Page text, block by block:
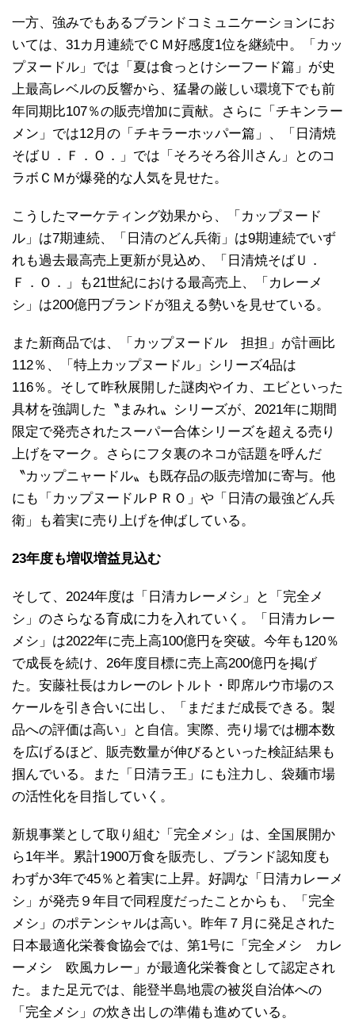
一方、強みでもあるブランドコミュニケーションにお
いては、31カ月連続でＣＭ好感度1位を継続中。「カッ
プヌードル」では「夏は食っとけシーフード篇」が史
上最高レベルの反響から、猛暑の厳しい環境下でも前
年同期比107％の販売増加に貢献。さらに「チキンラー
メン」では12月の「チキラーホッパー篇」、「日清焼
そばＵ．Ｆ．Ｏ．」では「そろそろ谷川さん」とのコ
ラボＣＭが爆発的な人気を見せた。
こうしたマーケティング効果から、「カップヌード
ル」は7期連続、「日清のどん兵衛」は9期連続でいず
れも過去最高売上更新が見込め、「日清焼そばＵ．
Ｆ．Ｏ．」も21世紀における最高売上、「カレーメ
シ」は200億円ブランドが狙える勢いを見せている。
また新商品では、「カップヌードル 担担」が計画比
112％、「特上カップヌードル」シリーズ4品は
116％。そして昨秋展開した謎肉やイカ、エビといった
具材を強調した〝まみれ〟シリーズが、2021年に期間
限定で発売されたスーパー合体シリーズを超える売り
上げをマーク。さらにフタ裏のネコが話題を呼んだ
〝カップニャードル〟も既存品の販売増加に寄与。他
にも「カップヌードルＰＲＯ」や「日清の最強どん兵
衛」も着実に売り上げを伸ばしている。
23年度も増収増益見込む
そして、2024年度は「日清カレーメシ」と「完全メ
シ」のさらなる育成に力を入れていく。「日清カレー
メシ」は2022年に売上高100億円を突破。今年も120％
で成長を続け、26年度目標に売上高200億円を掲げ
た。安藤社長はカレーのレトルト・即席ルウ市場のス
ケールを引き合いに出し、「まだまだ成長できる。製
品への評価は高い」と自信。実際、売り場では棚本数
を広げるほど、販売数量が伸びるといった検証結果も
掴んでいる。また「日清ラ王」にも注力し、袋麺市場
の活性化を目指していく。
新規事業として取り組む「完全メシ」は、全国展開か
ら1年半。累計1900万食を販売し、ブランド認知度も
わずか3年で45％と着実に上昇。好調な「日清カレーメ
シ」が発売９年目で同程度だったことからも、「完全
メシ」のポテンシャルは高い。昨年７月に発足された
日本最適化栄養食協会では、第1号に「完全メシ カレ
ーメシ 欧風カレー」が最適化栄養食として認定され
た。また足元では、能登半島地震の被災自治体への
「完全メシ」の炊き出しの準備も進めている。